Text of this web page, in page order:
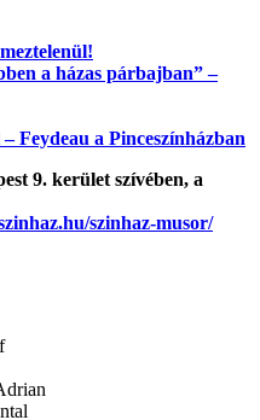
a házas párbajban” –
Feydeau a Pinceszínházban
9. kerület szívében, a
szinhaz-musor/